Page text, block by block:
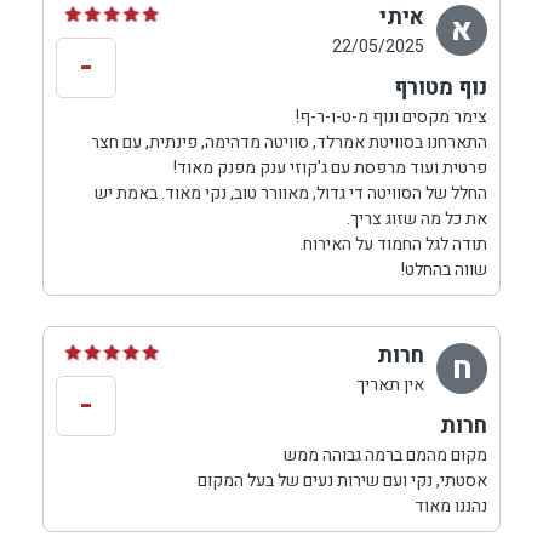
א איתי
22/05/2025
נוף מטורף
צימר מקסים ונוף מ-ט-ו-ר-ף!
התארחנו בסוויטת אמרלד, סוויטה מדהימה, פינתית, עם חצר
פרטית ועוד מרפסת עם ג'קוזי ענק מפנק מאוד!
החלל של הסוויטה די גדול, מאוורר טוב, נקי מאוד. באמת יש
את כל מה שזוג צריך.
תודה לגל החמוד על האירוח.
שווה בהחלט!
-
ח חרות
אין תאריך
חרות
מקום מהמם ברמה גבוהה ממש
אסטתי, נקי ועם שירות נעים של בעל המקום
נהננו מאוד
-